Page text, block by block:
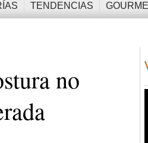
TENDENCIAS
no